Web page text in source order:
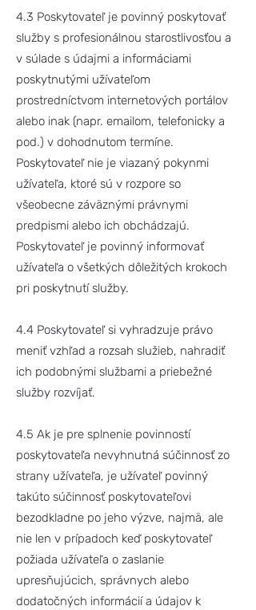
4.3 Poskytovateľ je povinný poskytovať
služby s profesionálnou starostlivosťou a
v súlade s údajmi a informáciami
poskytnutými užívateľom
prostredníctvom internetových portálov
alebo inak (napr. emailom, telefonicky a
pod.) v dohodnutom termíne.
Poskytovateľ nie je viazaný pokynmi
užívateľa, ktoré sú v rozpore so
všeobecne záväznými právnymi
predpismi alebo ich obchádzajú.
Poskytovateľ je povinný informovať
užívateľa o všetkých dôležitých krokoch
pri poskytnutí služby.
4.4 Poskytovateľ si vyhradzuje právo
meniť vzhľad a rozsah služieb, nahradiť
ich podobnými službami a priebežné
služby rozvíjať.
4.5 Ak je pre splnenie povinností
poskytovateľa nevyhnutná súčinnosť zo
strany užívateľa, je užívateľ povinný
takúto súčinnosť poskytovateľovi
bezodkladne po jeho výzve, najmä, ale
nie len v prípadoch keď poskytovateľ
požiada užívateľa o zaslanie
upresňujúcich, správnych alebo
dodatočných informácií a údajov k